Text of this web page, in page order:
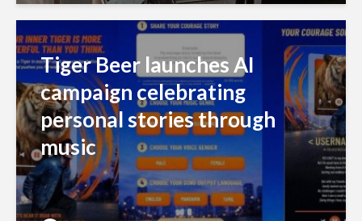
Tiger Beer launches AI
campaign celebrating
personal stories through
music